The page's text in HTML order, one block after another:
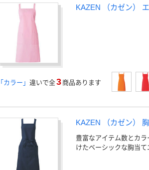
KAZEN （カゼン）
「カラー」 違いで全3 商品あります
KAZEN （カゼン）
豊富なアイテム数とカ
けたベーシックな胸当て